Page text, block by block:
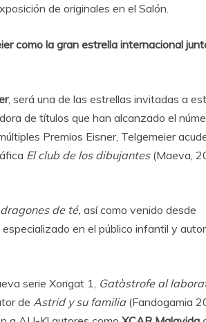
de originales en el Salón.
como la gran estrella internacional
, será una de las estrellas invitadas a
de títulos que han alcanzado el
Premios Eisner, Telgemeier
El club de los dibujantes (Maeva,
de té, así como venido desde
en el público infantil y
serie Xorigat 1, Gatàstrofe al
de Astrid y su familia(Fandogamia